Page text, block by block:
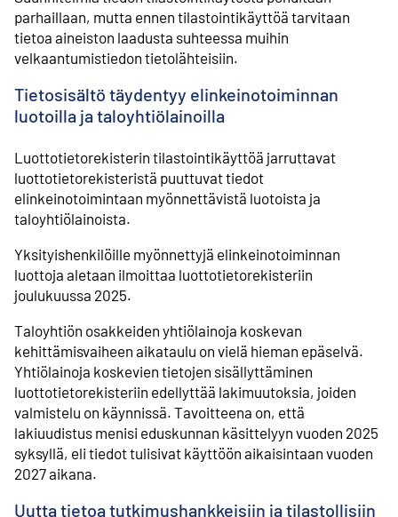
parhaillaan, mutta ennen tilastointikäyttöä tarvitaan
tietoa aineiston laadusta suhteessa muihin
velkaantumistiedon tietolähteisiin.
Tietosisältö täydentyy elinkeinotoiminnan
luotoilla ja taloyhtiölainoilla
Luottotietorekisterin tilastointikäyttöä jarruttavat
luottotietorekisteristä puuttuvat tiedot
elinkeinotoimintaan myönnettävistä luotoista ja
taloyhtiölainoista.
Yksityishenkilöille myönnettyjä elinkeinotoiminnan
luottoja aletaan ilmoittaa luottotietorekisteriin
joulukuussa 2025.
Taloyhtiön osakkeiden yhtiölainoja koskevan
kehittämisvaiheen aikataulu on vielä hieman epäselvä.
Yhtiölainoja koskevien tietojen sisällyttäminen
luottotietorekisteriin edellyttää lakimuutoksia, joiden
valmistelu on käynnissä. Tavoitteena on, että
lakiuudistus menisi eduskunnan käsittelyyn vuoden 2025
syksyllä, eli tiedot tulisivat käyttöön aikaisintaan vuoden
2027 aikana.
Uutta tietoa tutkimushankkeisiin ja tilastollisiin